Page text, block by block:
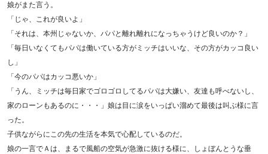
娘がまた言う。
「じゃ、これが良いよ」
「それは、本州じゃないか、パパと離れ離れになっちゃうけど良いのか？」
「毎日いなくてもパパは働いている方がミッチはいいな、その方がカッコ良い
し」
「今のパパはカッコ悪いか」
「うん、ミッチは毎日家でゴロゴロしてるパパは大嫌い、友達も呼べないし、
家のローンもあるのに・・・」娘は目に涙をいっぱい溜めて最後は叫ぶ様に言
った。
子供ながらにこの先の生活を本気で心配しているのだ。
娘の一言でＡは、まるで風船の空気が急激に抜ける様に、しょぼんとうな垂